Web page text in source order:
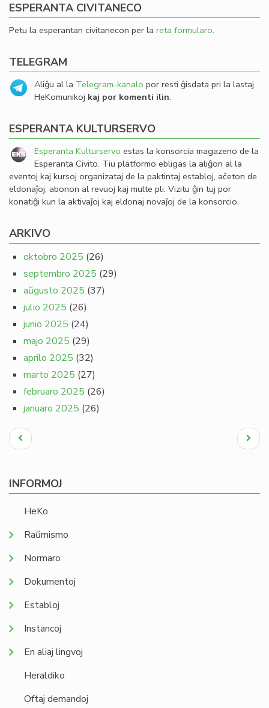
ESPERANTA CIVITANECO
Petu la esperantan civitanecon per la reta formularo.
TELEGRAM
Aliĝu al la Telegram-kanalo por resti ĝisdata pri la lastaj
HeKomunikoj kaj por komenti ilin.
ESPERANTA KULTURSERVO
Esperanta Kulturservo estas la konsorcia magazeno de la
Esperanta Civito. Tiu platformo ebligas la aliĝon al la
eventoj kaj kursoj organizataj de la paktintaj establoj, aĉeton de
eldonaĵoj, abonon al revuoj kaj multe pli. Vizitu ĝin tuj por
konatiĝi kun la aktivaĵoj kaj eldonaj novaĵoj de la konsorcio.
ARKIVO
oktobro 2025 (26)
septembro 2025 (29)
aŭgusto 2025 (37)
julio 2025 (26)
junio 2025 (24)
majo 2025 (29)
aprilo 2025 (32)
marto 2025 (27)
februaro 2025 (26)
januaro 2025 (26)
Pagination
Antaŭa
paĝo
Next
page
INFORMOJ
HeKo
Raŭmismo
Normaro
Dokumentoj
Establoj
Instancoj
En aliaj lingvoj
Heraldiko
Oftaj demandoj